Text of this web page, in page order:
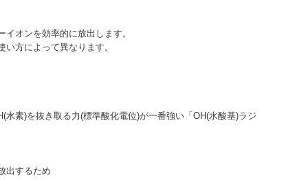
オンを効率的に放出します。
方によって異なります。
素)を抜き取る力(標準酸化電位)が一番強い「OH(水酸基)ラジ
出するため